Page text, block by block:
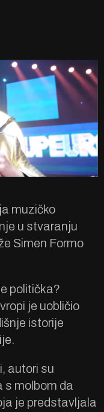
muzičko
u stvaranju
Simen Formo
politička?
je uobličio
istorije
autori su
s molbom da
je predstavljala